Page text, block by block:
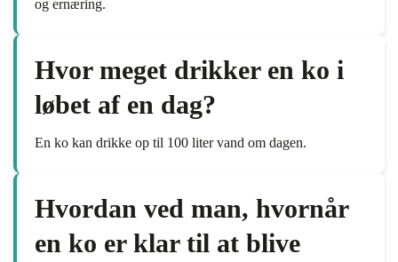
og ernæring.
Hvor meget drikker en ko i
løbet af en dag?
En ko kan drikke op til 100 liter vand om dagen.
Hvordan ved man, hvornår
en ko er klar til at blive